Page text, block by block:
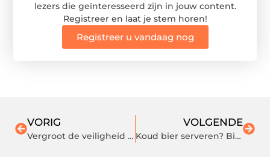
lezers die geïnteresseerd zijn in jouw content.
Registreer en laat je stem horen!
Registreer u vandaag nog
VORIG
Vergroot de veiligheid binnen uw bedrijf met toegangscontrole
VOLGENDE
Koud bier serveren? Bij dit bedrijf kunt u een koelcel huren